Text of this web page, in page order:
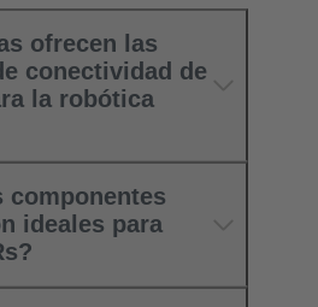
ofrecen las
conectividad de
la robótica
componentes
ideales para